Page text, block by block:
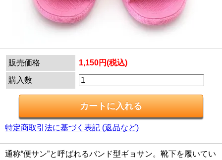
販売価格 1,150円(税込)
購入数
特定商取引法に基づく表記 (返品など)
通称“便サン”と呼ばれるバンド型ギョサン。靴下を履いてい